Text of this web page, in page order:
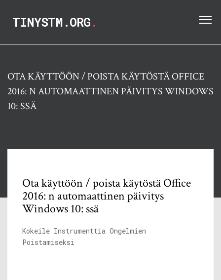
TINYSTM.ORG.
OTA KÄYTTÖÖN / POISTA KÄYTÖSTÄ OFFICE
2016: N AUTOMAATTINEN PÄIVITYS WINDOWS
10: SSÄ
Ota käyttöön / poista käytöstä Office
2016: n automaattinen päivitys
Windows 10: ssä
Kokeile Instrumenttia Ongelmien
Poistamiseksi